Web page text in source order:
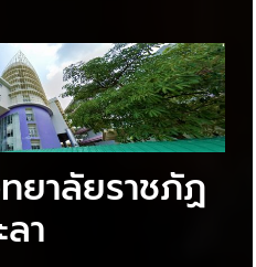
ยาลัยราชภัฏ
า